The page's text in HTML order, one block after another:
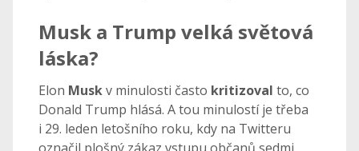
Musk a Trump velká světová
láska?
Elon Muskv minulosti často kritizoval to, co
Donald Trump hlásá. A tou minulostí je třeba
i 29. leden letošního roku, kdy na Twitteru
označil plošný zákaz vstupu občanů sedmi